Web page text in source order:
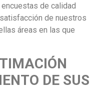
de calidad
de nuestros
áreas en las que
DE SUS